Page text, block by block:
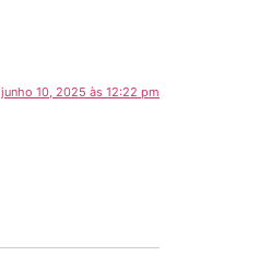
junho 10, 2025 às 12:22 pm